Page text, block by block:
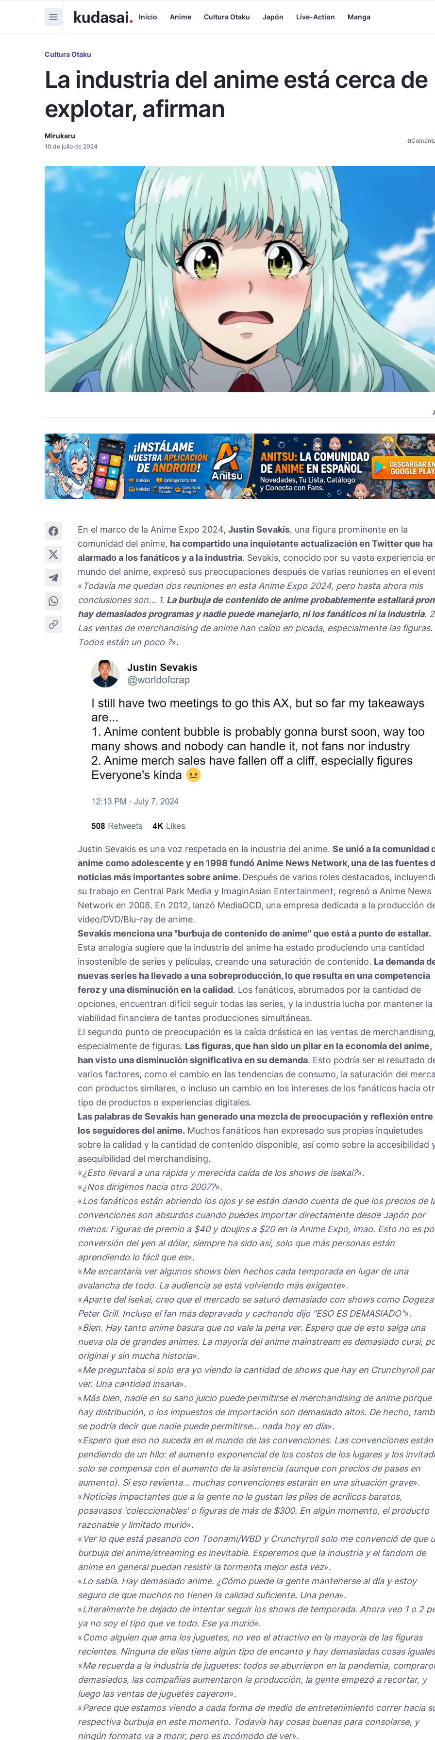
Inicio Anime Cultura Otaku Japón Live-Action Manga
Cultura Otaku
La industria del anime está cerca de
explotar, afirman
Mirukaru
10 de julio de 2024
0
En el marco de la Anime Expo 2024, Justin Sevakis, una figura prominente en la
comunidad del anime, ha compartido una inquietante actualización en Twitter que ha
alarmado a los fanáticos y a la industria. Sevakis, conocido por su vasta experiencia
mundo del anime, expresó sus preocupaciones después de varias reuniones en el
« Todavía me quedan dos reuniones en esta Anime Expo 2024, pero hasta ahora mis
conclusiones son… 1. La burbuja de contenido de anime probablemente estallará
hay demasiados programas y nadie puede manejarlo, ni los fanáticos ni la industria.
Las ventas de merchandising de anime han caído en picada, especialmente las figuras.
Todos están un poco ?».
Justin Sevakis es una voz respetada en la industria del anime. Se unió a la comunidad
anime como adolescente y en 1998 fundó Anime News Network, una de las fuentes
noticias más importantes sobre anime.Después de varios roles destacados,
su trabajo en Central Park Media y ImaginAsian Entertainment, regresó a Anime News
Network en 2008. En 2012, lanzó MediaOCD, una empresa dedicada a la producción
video/DVD/Blu-ray de anime.
Sevakis menciona una "burbuja de contenido de anime" que está a punto de estallar.
Esta analogía sugiere que la industria del anime ha estado produciendo una cantidad
insostenible de series y películas, creando una saturación de contenido. La demanda
nuevas series ha llevado a una sobreproducción, lo que resulta en una competencia
feroz y una disminución en la calidad. Los fanáticos, abrumados por la cantidad de
opciones, encuentran difícil seguir todas las series, y la industria lucha por mantener la
viabilidad financiera de tantas producciones simultáneas.
El segundo punto de preocupación es la caída drástica en las ventas de merchandising,
especialmente de figuras. Las figuras, que han sido un pilar en la economía del anime,
han visto una disminución significativa en su demanda. Esto podría ser el resultado
varios factores, como el cambio en las tendencias de consumo, la saturación del
con productos similares, o incluso un cambio en los intereses de los fanáticos hacia
tipo de productos o experiencias digitales.
Las palabras de Sevakis han generado una mezcla de preocupación y reflexión entre
los seguidores del anime. Muchos fanáticos han expresado sus propias inquietudes
sobre la calidad y la cantidad de contenido disponible, así como sobre la accesibilidad
asequibilidad del merchandising.
«¿Esto llevará a una rápida y merecida caída de los shows de isekai?».
«¿Nos dirigimos hacia otro 2007?».
«Los fanáticos están abriendo los ojos y se están dando cuenta de que los precios de
convenciones son absurdos cuando puedes importar directamente desde Japón por
menos. Figuras de premio a $40 y doujins a $20 en la Anime Expo, lmao. Esto no es
conversión del yen al dólar, siempre ha sido así, solo que más personas están
aprendiendo lo fácil que es».
«Me encantaría ver algunos shows bien hechos cada temporada en lugar de una
avalancha de todo. La audiencia se está volviendo más exigente».
«Aparte del isekai, creo que el mercado se saturó demasiado con shows como
Peter Grill. Incluso el fan más depravado y cachondo dijo "ESO ES DEMASIADO"».
«Bien. Hay tanto anime basura que no vale la pena ver. Espero que de esto salga una
nueva ola de grandes animes. La mayoría del anime mainstream es demasiado cursi,
original y sin mucha historia».
«Me preguntaba si solo era yo viendo la cantidad de shows que hay en Crunchyroll
ver. Una cantidad insana».
«Más bien, nadie en su sano juicio puede permitirse el merchandising de anime porque
hay distribución, o los impuestos de importación son demasiado altos. De hecho,
se podría decir que nadie puede permitirse… nada hoy en día».
«Espero que eso no suceda en el mundo de las convenciones. Las convenciones están
pendiendo de un hilo: el aumento exponencial de los costos de los lugares y los
solo se compensa con el aumento de la asistencia (aunque con precios de pases en
aumento). Si eso revienta… muchas convenciones estarán en una situación grave».
«Noticias impactantes que a la gente no le gustan las pilas de acrílicos baratos,
posavasos 'coleccionables' o figuras de más de $300. En algún momento, el producto
razonable y limitado murió».
« Ver lo que está pasando con Toonami/WBD y Crunchyroll solo me convenció de que
burbuja del anime/streaming es inevitable. Esperemos que la industria y el fandom de
anime en general puedan resistir la tormenta mejor esta vez».
«Lo sabía. Hay demasiado anime. ¿Cómo puede la gente mantenerse al día y estoy
seguro de que muchos no tienen la calidad suficiente. Una pena».
«Literalmente he dejado de intentar seguir los shows de temporada. Ahora veo 1 o 2
ya no soy el tipo que ve todo. Ese ya murió».
«Como alguien que ama los juguetes, no veo el atractivo en la mayoría de las figuras
recientes. Ninguna de ellas tiene algún tipo de encanto y hay demasiadas cosas iguales
«Me recuerda a la industria de juguetes: todos se aburrieron en la pandemia,
demasiados, las compañías aumentaron la producción, la gente empezó a recortar, y
luego las ventas de juguetes cayeron».
«Parece que estamos viendo a cada forma de medio de entretenimiento correr hacia
respectiva burbuja en este momento. Todavía hay cosas buenas para consolarse, y
ningún formato va a morir, pero es incómodo de ver».